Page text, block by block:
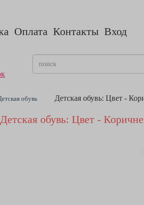
Оплата Контакты Вход
обувь Детская обувь: Цвет -
Детская обувь: Цвет -